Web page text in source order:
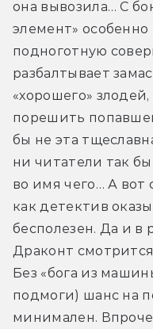
она вывозила… С
элемент»
подноготную
разбалтывает
«хорошего»
порешить
бы не эта
ни читатели так бы
во имя чего… А вот
как детектив
бесполезен. Да и в
Драконт
Без «бога из
подмоги) шанс на
минимален.